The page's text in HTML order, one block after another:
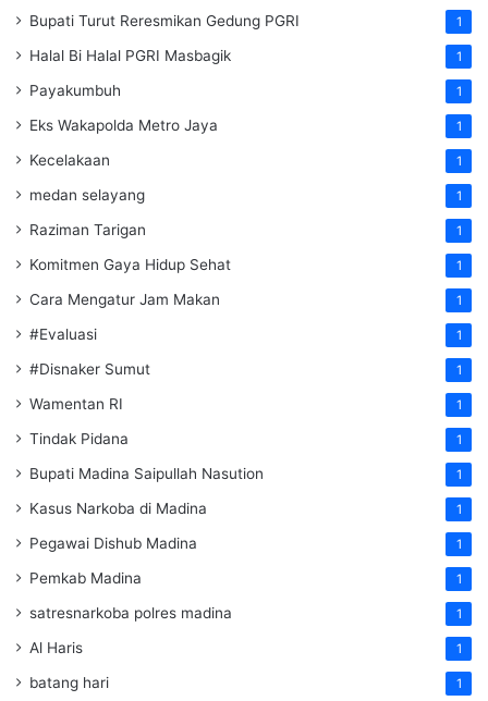
Bupati Turut Reresmikan Gedung PGRI 1
Halal Bi Halal PGRI Masbagik 1
Payakumbuh 1
Eks Wakapolda Metro Jaya 1
Kecelakaan 1
medan selayang 1
Raziman Tarigan 1
Komitmen Gaya Hidup Sehat 1
Cara Mengatur Jam Makan 1
#Evaluasi 1
#Disnaker Sumut 1
Wamentan RI 1
Tindak Pidana 1
Bupati Madina Saipullah Nasution 1
Kasus Narkoba di Madina 1
Pegawai Dishub Madina 1
Pemkab Madina 1
satresnarkoba polres madina 1
Al Haris 1
batang hari 1